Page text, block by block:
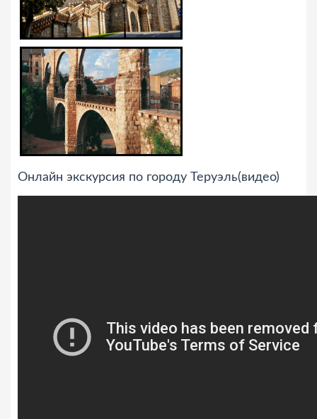
Онлайн экскурсия по городу Теруэль(видео)